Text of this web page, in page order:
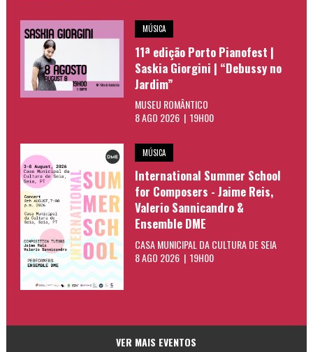
MÚSICA
11ª edição Porto Pianofest |
Saskia Giorgini | “Debussy no
Jardim”
MUSEU ROMÂNTICO
8 AGO 2026 | 19H00
MÚSICA
International Summer School
for Composers - Jaime Reis,
Valerio Sannicandro &
Ensemble DME
CASA MUNICIPAL DA CULTURA DE SEIA
8 AGO 2026 | 19H00
VER MAIS EVENTOS